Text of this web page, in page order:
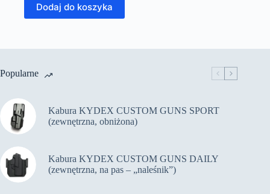
Dodaj do koszyka
Popularne
Kabura KYDEX CUSTOM GUNS SPORT
(zewnętrzna, obniżona)
Kabura KYDEX CUSTOM GUNS DAILY
(zewnętrzna, na pas – „naleśnik”)